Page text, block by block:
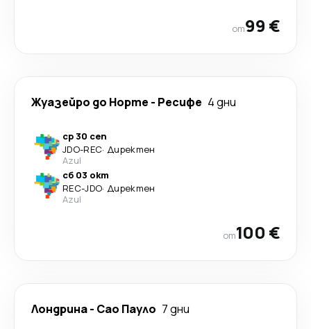
от99 €
Жуазейро до Норте - Ресифе 4 дни
ср 30 сеп
JDO-REC· Директен
Azul
сб 03 окт
REC-JDO· Директен
Azul
от100 €
Лондрина- Сао Пауло 7 дни